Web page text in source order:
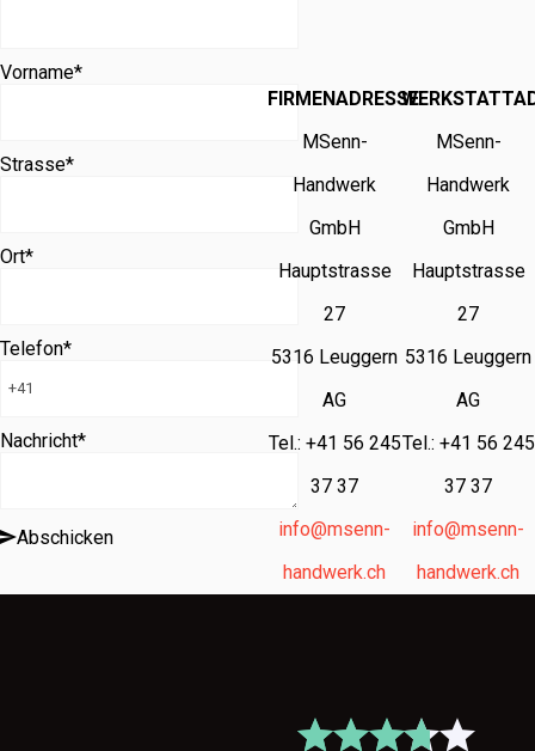
Vorname*
Strasse*
Ort*
Telefon*
Nachricht*
Abschicken
FIRMENADRESSE
MSenn-
Handwerk
GmbH
Hauptstrasse
27
5316 Leuggern
AG
Tel.: +41 56 245
37 37
info@msenn-
handwerk.ch
MSenn-
Handwerk
GmbH
Hauptstrasse
27
5316 Leuggern
AG
Tel.: +41 56 245
37 37
info@msenn-
handwerk.ch